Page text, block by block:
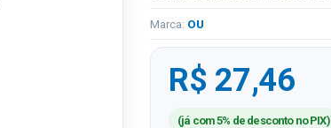
Marca: OU
R$ 27,46
(já com 5% de desconto no PIX)